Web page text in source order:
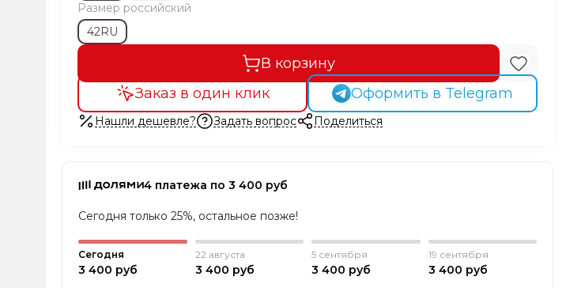
Размер российский
42RU
В корзину
Заказ в один клик
Оформить в Telegram
Нашли дешевле? Задать вопрос Поделиться
4 платежа по 3 400 руб
Сегодня только 25%, остальное позже!
Сегодня
3 400 руб
22 августа
3 400 руб
5 сентября
3 400 руб
19 сентября
3 400 руб